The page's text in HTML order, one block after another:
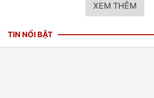
XEM THÊM
TIN NỔI BẬT